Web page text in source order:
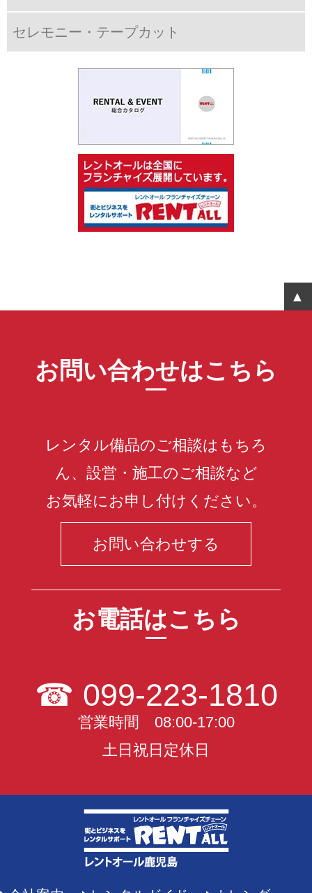
セレモニー・テープカット
お問い合わせはこちら
レンタル備品のご相談はもちろ
ん、設営・施工のご相談など
お気軽にお申し付けください。
お問い合わせする
お電話はこちら
☎ 099-223-1810
営業時間 08:00-17:00
土日祝日定休日